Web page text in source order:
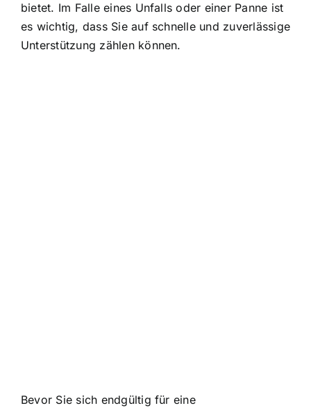
bietet. Im Falle eines Unfalls oder einer Panne ist
es wichtig, dass Sie auf schnelle und zuverlässige
Unterstützung zählen können.
Bevor Sie sich endgültig für eine